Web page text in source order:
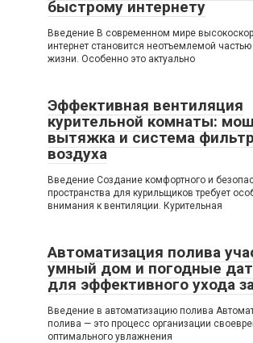
быстрому интернету
Введение В современном мире
интернет становится неотъемлемой
жизни. Особенно это актуально
Эффективная вентиляция
курительной комнаты:
вытяжка и система
воздуха
Введение Создание комфортного и
пространства для курильщиков требует
внимания к вентиляции. Курительная
Автоматизация полива
умный дом и погодные
для эффективного ухода
Введение в автоматизацию полива
полива — это процесс организации
оптимального увлажнения